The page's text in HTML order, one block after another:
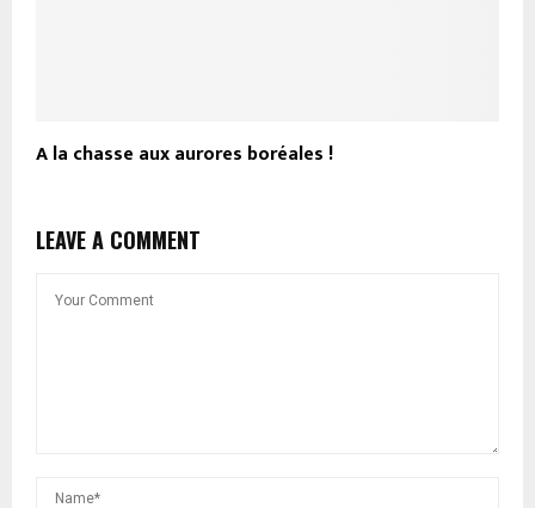
A la chasse aux aurores boréales !
LEAVE A COMMENT